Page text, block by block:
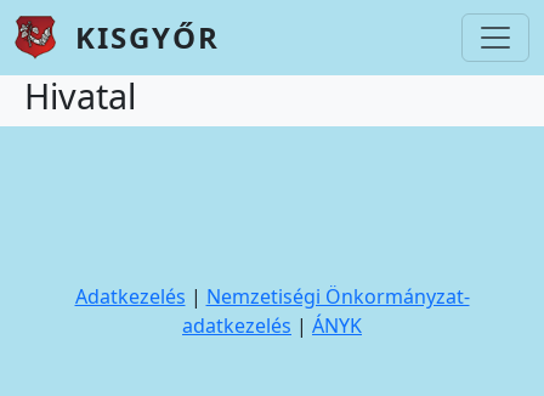
Ugrás a tartalomra
KISGYŐR
Hivatal
Adatkezelés | Nemzetiségi Önkormányzat-
adatkezelés | ÁNYK